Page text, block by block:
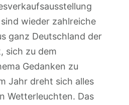
wieder zahlreiche
ganz Deutschland der
sich zu dem
Gedanken zu
Jahr dreht sich alles
Wetterleuchten. Das